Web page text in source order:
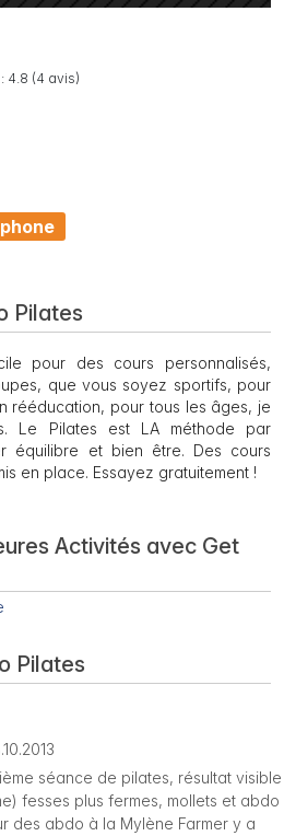
4.8 (4 avis)
Pilates
pour des cours personnalisés,
que vous soyez sportifs, pour
rééducation, pour tous les âges, je
Le Pilates est LA méthode par
équilibre et bien être. Des cours
en place. Essayez gratuitement !
Activités avec Get
Pilates
séance de pilates, résultat visible
fesses plus fermes, mollets et abdo
des abdo à la Mylène Farmer y a